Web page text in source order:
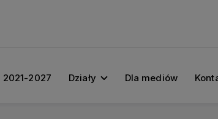
2021-2027 Działy Dla mediów